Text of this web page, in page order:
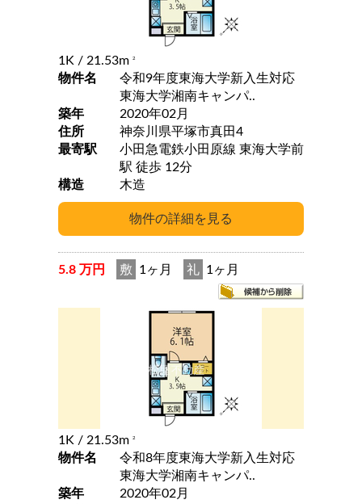
1K / 21.53m 2
物件名
令和9年度東海大学新入生対応
東海大学湘南キャンパ..
築年
2020年02月
住所
神奈川県平塚市真田4
最寄駅
小田急電鉄小田原線 東海大学前
駅 徒歩 12分
構造
木造
5.8 万円 敷 1ヶ月 礼 1ヶ月
1K / 21.53m 2
物件名
令和8年度東海大学新入生対応
東海大学湘南キャンパ..
築年
2020年02月